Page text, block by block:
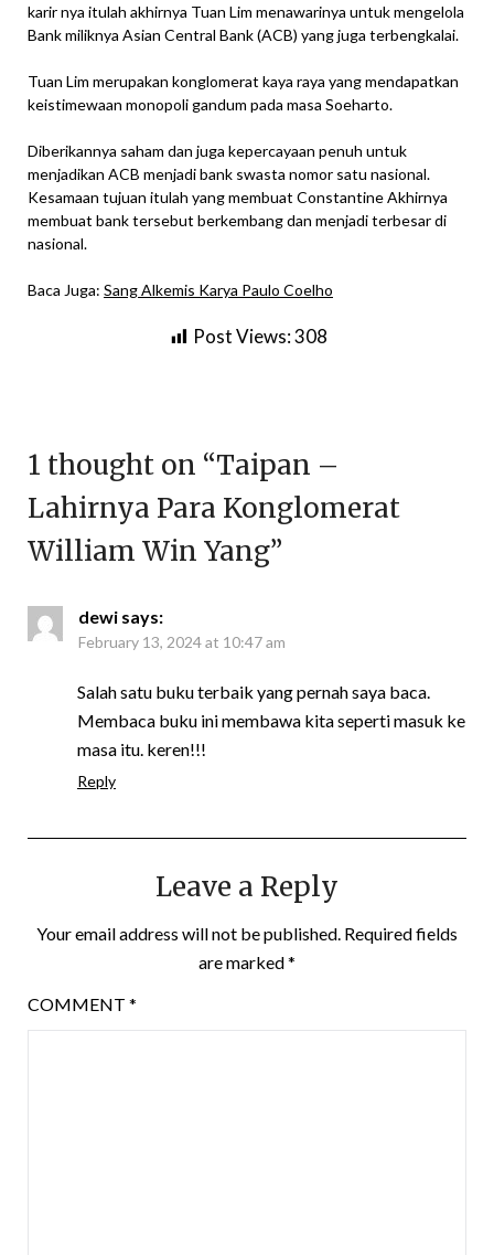
karir nya itulah akhirnya Tuan Lim menawarinya untuk mengelola
Bank miliknya Asian Central Bank (ACB) yang juga terbengkalai.
Tuan Lim merupakan konglomerat kaya raya yang mendapatkan
keistimewaan monopoli gandum pada masa Soeharto.
Diberikannya saham dan juga kepercayaan penuh untuk
menjadikan ACB menjadi bank swasta nomor satu nasional.
Kesamaan tujuan itulah yang membuat Constantine Akhirnya
membuat bank tersebut berkembang dan menjadi terbesar di
nasional.
Baca Juga: Sang Alkemis Karya Paulo Coelho
Post Views:308
1 thought on “Taipan –
Lahirnya Para Konglomerat
William Win Yang”
dewi says:
February 13, 2024 at 10:47 am
Salah satu buku terbaik yang pernah saya baca.
Membaca buku ini membawa kita seperti masuk ke
masa itu. keren!!!
Reply
Leave a Reply
Your email address will not be published. Required fields
are marked*
COMMENT *